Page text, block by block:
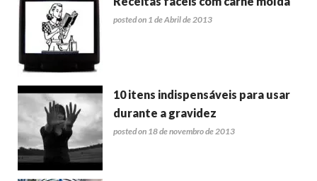
posted on 1 de Abril de 2013
10 itens indispensáveis para usar
durante a gravidez
posted on 18 de novembro de 2013